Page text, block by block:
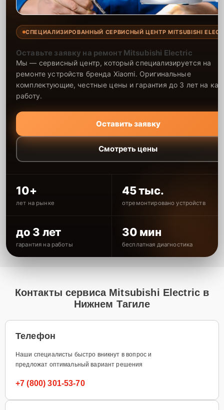
СПЕЦИАЛИЗИРОВАННЫЙ СЕРВИСНЫЙ ЦЕНТР MITSUBISHI
Оставьте заявку на ремонт Mitsubishi Electric
Мы — сервисный центр, который специализируется на
ремонте устройств бренда Xiaomi. Оригинальные
комплектующие, честные цены и гарантия до 3 лет на
работу.
Оставить заявку
Смотреть цены
10+
лет на рынке
45 тыс.
отремонтировано устройств
до 3 лет
гарантия на работы
30 мин
бесплатная диагностика
Контакты сервиса Mitsubishi Electric в
Нижнем Тагиле
Телефон
Наши специалисты быстро вникнут в вопрос и
предложат оптимальный вариант решения
+7 (800) 301-53-70